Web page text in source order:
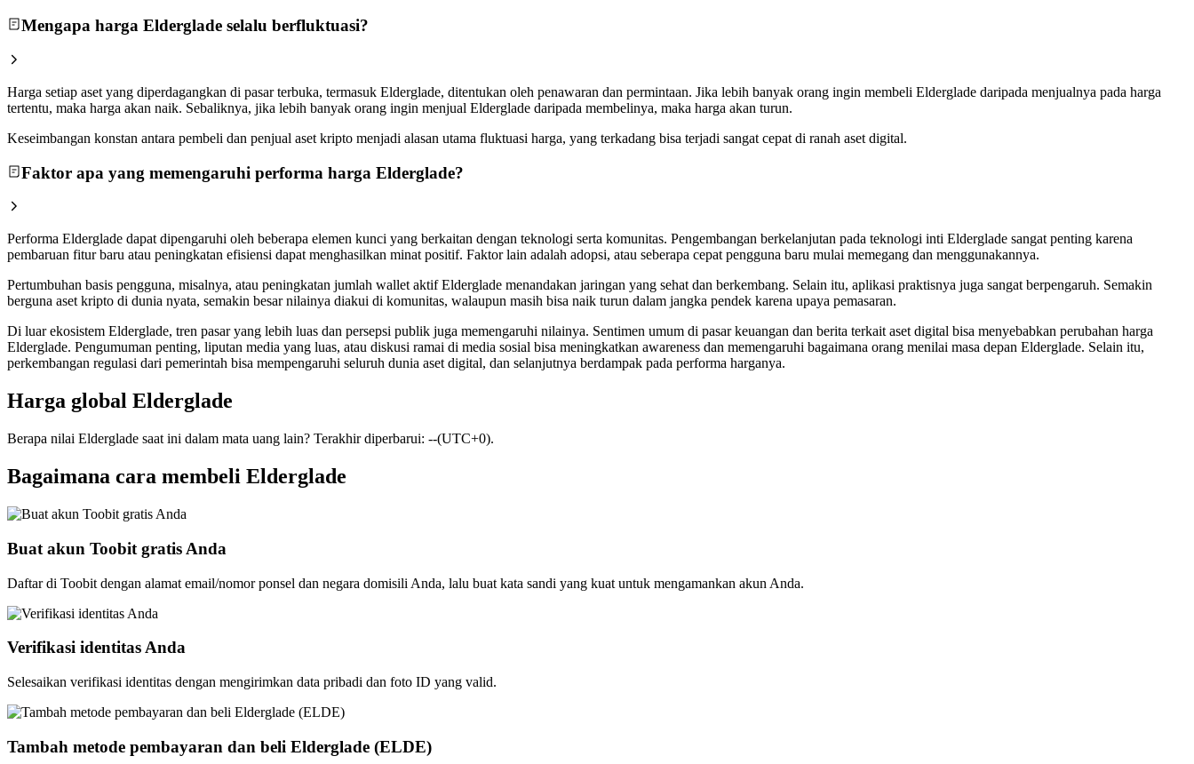
Mengapa harga Elderglade selalu berfluktuasi?
Harga setiap aset yang diperdagangkan di pasar terbuka, termasuk Elderglade, ditentukan oleh penawaran dan permintaan. Jika lebih banyak orang ingin membeli Elderglade daripada menjualnya pada harga
tertentu, maka harga akan naik. Sebaliknya, jika lebih banyak orang ingin menjual Elderglade daripada membelinya, maka harga akan turun.
Keseimbangan konstan antara pembeli dan penjual aset kripto menjadi alasan utama fluktuasi harga, yang terkadang bisa terjadi sangat cepat di ranah aset digital.
Faktor apa yang memengaruhi performa harga Elderglade?
Performa Elderglade dapat dipengaruhi oleh beberapa elemen kunci yang berkaitan dengan teknologi serta komunitas. Pengembangan berkelanjutan pada teknologi inti Elderglade sangat penting karena
pembaruan fitur baru atau peningkatan efisiensi dapat menghasilkan minat positif. Faktor lain adalah adopsi, atau seberapa cepat pengguna baru mulai memegang dan menggunakannya.
Pertumbuhan basis pengguna, misalnya, atau peningkatan jumlah wallet aktif Elderglade menandakan jaringan yang sehat dan berkembang. Selain itu, aplikasi praktisnya juga sangat berpengaruh. Semakin
berguna aset kripto di dunia nyata, semakin besar nilainya diakui di komunitas, walaupun masih bisa naik turun dalam jangka pendek karena upaya pemasaran.
Di luar ekosistem Elderglade, tren pasar yang lebih luas dan persepsi publik juga memengaruhi nilainya. Sentimen umum di pasar keuangan dan berita terkait aset digital bisa menyebabkan perubahan harga
Elderglade. Pengumuman penting, liputan media yang luas, atau diskusi ramai di media sosial bisa meningkatkan awareness dan memengaruhi bagaimana orang menilai masa depan Elderglade. Selain itu,
perkembangan regulasi dari pemerintah bisa mempengaruhi seluruh dunia aset digital, dan selanjutnya berdampak pada performa harganya.
Harga global Elderglade
Berapa nilai Elderglade saat ini dalam mata uang lain? Terakhir diperbarui: --(UTC+0).
Bagaimana cara membeli Elderglade
Buat akun Toobit gratis Anda
Daftar di Toobit dengan alamat email/nomor ponsel dan negara domisili Anda, lalu buat kata sandi yang kuat untuk mengamankan akun Anda.
Verifikasi identitas Anda
Selesaikan verifikasi identitas dengan mengirimkan data pribadi dan foto ID yang valid.
Tambah metode pembayaran dan beli Elderglade (ELDE)